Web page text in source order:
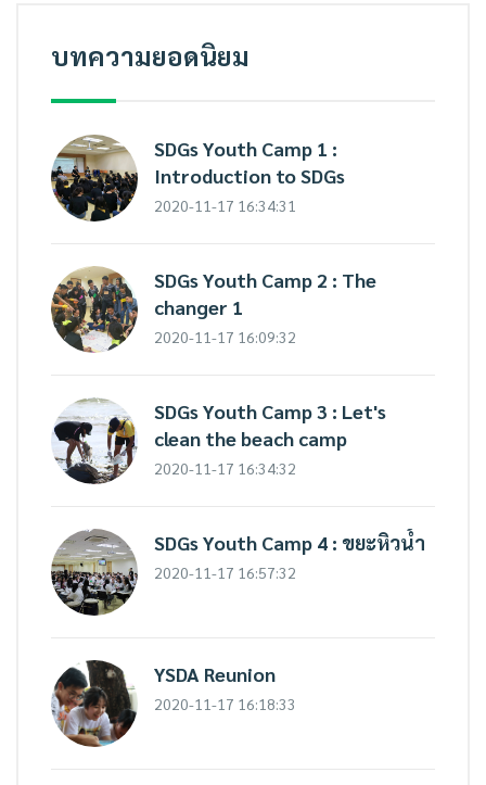
บทความยอดนิยม
SDGs Youth Camp 1 :
Introduction to SDGs
2020-11-17 16:34:31
SDGs Youth Camp 2 : The
changer 1
2020-11-17 16:09:32
SDGs Youth Camp 3 : Let's
clean the beach camp
2020-11-17 16:34:32
SDGs Youth Camp 4 : ขยะหิวน้ำ
2020-11-17 16:57:32
YSDA Reunion
2020-11-17 16:18:33